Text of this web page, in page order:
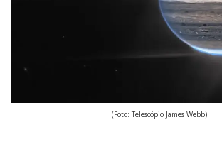
(Foto: Telescópio James Webb)